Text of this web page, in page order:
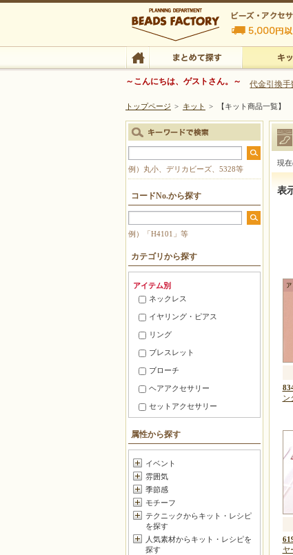
ビーズファクトリー ビーズ・パーツ・金具
ビーズ・アクセ
ビーズ・アクセサリーの専門店 ビーズファ
TOP まとめて探す キット
～こんにちは、ゲストさん。～ 代金引換
トップページ > キット > 【キット商品一覧】
【キ
現在
表
ヤ
例）丸小、デリカビーズ、5328等
コードNo.から探す
例）「H4101」等
カテゴリから探す
アイテム別
ネックレス
イヤリング・ピアス
リング
ブレスレット
ブローチ
ヘアアクセサリー
セットアクセサリー
スマホ・携帯 アクセサリー
メガネ・マスク小物
暮らしの小道具
チャーム
お守り・香り
マスコット
フラワー
属性から探す
イベント
雰囲気
季節感
モチーフ
テクニックからキット・レシピ
を探す
人気素材からキット・レシピを
探す